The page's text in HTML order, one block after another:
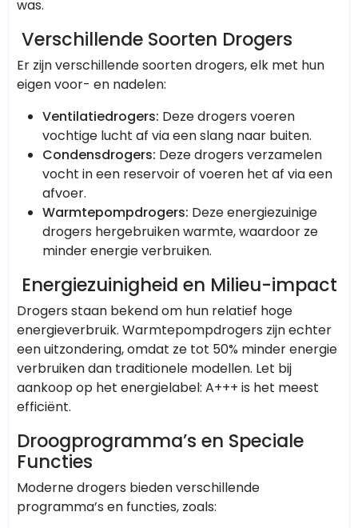
was.
Verschillende Soorten Drogers
Er zijn verschillende soorten drogers, elk met hun
eigen voor- en nadelen:
Ventilatiedrogers: Deze drogers voeren
vochtige lucht af via een slang naar buiten.
Condensdrogers: Deze drogers verzamelen
vocht in een reservoir of voeren het af via een
afvoer.
Warmtepompdrogers: Deze energiezuinige
drogers hergebruiken warmte, waardoor ze
minder energie verbruiken.
Energiezuinigheid en Milieu-impact
Drogers staan bekend om hun relatief hoge
energieverbruik. Warmtepompdrogers zijn echter
een uitzondering, omdat ze tot 50% minder energie
verbruiken dan traditionele modellen. Let bij
aankoop op het energielabel: A+++ is het meest
efficiënt.
Droogprogramma’s en Speciale
Functies
Moderne drogers bieden verschillende
programma’s en functies, zoals: